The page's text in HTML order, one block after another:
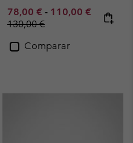
Minimum sale price:
78,00 € - Maximum sale
110,00 € Regular
130,00 €
Comparar